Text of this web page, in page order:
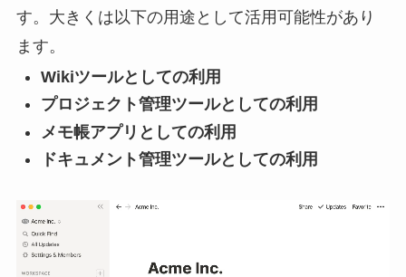
す。大きくは以下の用途として活用可能性があり
ます。
Wikiツールとしての利用
プロジェクト管理ツールとしての利用
メモ帳アプリとしての利用
ドキュメント管理ツールとしての利用
動
画
プ